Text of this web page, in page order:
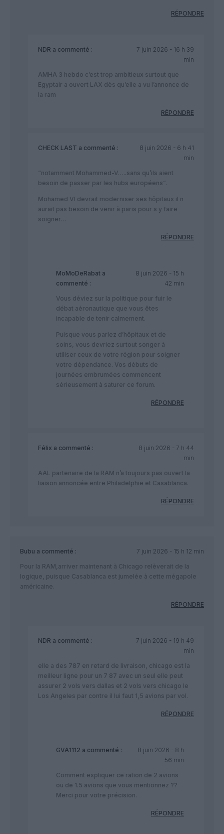
RÉPONDRE
NDR a commenté :
7 juin 2026 - 16 h 39
min
AMHA 3 hebdo c’est trop ambitieux surtout que
Egyptair a ouvert LAX dès qu’elle a vu l’annonce de
la ram
RÉPONDRE
CHECK LAST a commenté :
8 juin 2026 - 6 h 41
min
“notamment Mohammed-V…..sans qu’ils aient
besoin de passer par les hubs européens”.
Mohamed VI devrait moderniser ses hôpitaux il n
aurait pas besoin de venir à paris pour s y faire
soigner…
RÉPONDRE
MoMoDeRabat a
commenté :
8 juin 2026 - 15 h
42 min
Vous déviez sur la politique pour fuir le
débat aéronautique que vous êtes
incapable de tenir calmement.
​Puisque vous parlez d’hôpitaux et de
soins, vous devriez surtout songer à
utiliser ceux de votre région pour soigner
votre dépendance. Vos débuts de
journées embrumées commencent
sérieusement à saturer ce forum.
RÉPONDRE
Félix a commenté :
8 juin 2026 - 7 h 44
min
AAL partenaire de la RAM n’a toujours pas ouvert la
liaison annoncée entre Philadelphie et Casablanca.
RÉPONDRE
Bubu a commenté :
7 juin 2026 - 15 h 12 min
Pour la RAM,arriver maintenant à Chicago relèverait de la
logique, puisque Casablanca est jumelée à cette mégapole
américaine.
RÉPONDRE
NDR a commenté :
7 juin 2026 - 19 h 49
min
elle a des 787 en retard de livraison, chicago est la
meilleur ligne pour un 7 87 avec un seul elle peut
assurer 2 vols vers dallas et 2 vols vers chicago le
Los Angeles par contre il lui faut 1,5 avions par vol.
RÉPONDRE
GVA1112 a commenté :
8 juin 2026 - 8 h
56 min
Comment expliquer ce ration de 2 avions
ou de 1.5 avions que vous mentionnez ??
Merci pour votre précision.
RÉPONDRE